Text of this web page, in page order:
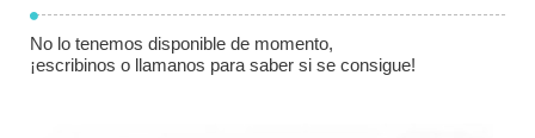
No lo tenemos disponible de momento,
¡escribinos o llamanos para saber si se consigue!